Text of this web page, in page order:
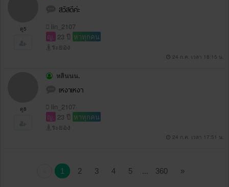
ดู5
สวัสดีค่ะ
lin_2107
ญ. 23 ปี หาทุกคน
ระยอง
24 ก.ค. เวลา 18:15 น.
ดู8
หลินนน.
เหงาเหงา
lin_2107
ญ. 23 ปี หาทุกคน
ระยอง
24 ก.ค. เวลา 17:51 น.
1 2 3 4 5 360 »